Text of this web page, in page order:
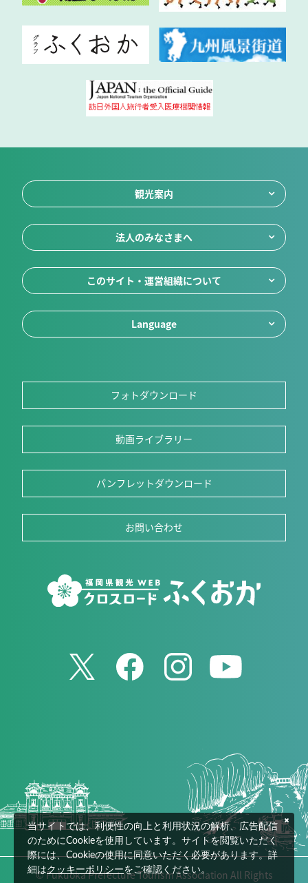
観光案内
法人のみなさまへ
このサイト・運営組織について
Language
フォトダウンロード
動画ライブラリー
パンフレットダウンロード
お問い合わせ
© Fukuoka Prefecture Tourism Association All Rights
当サイトでは、利便性の向上と利用状況の解析、広告配信
のためにCookieを使用しています。サイトを閲覧いただく
際には、Cookieの使用に同意いただく必要があります。詳
細はクッキーポリシーをご確認ください。